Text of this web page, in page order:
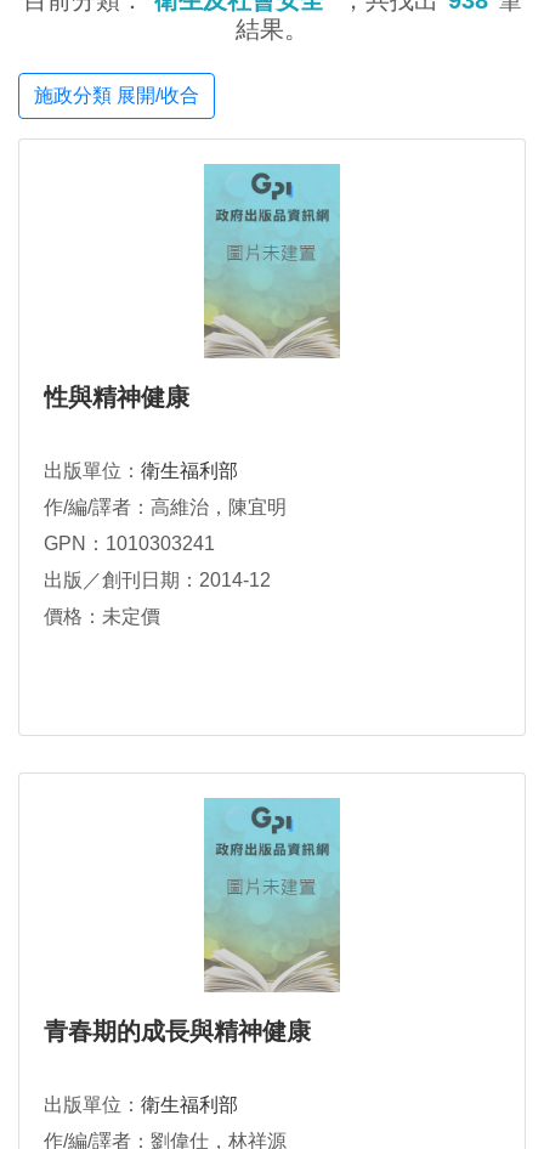
結果。
施政分類 展開/收合
性與精神健康
出版單位： 衛生福利部
作/編/譯者：高維治，陳宜明
GPN：1010303241
出版／創刊日期：2014-12
價格：未定價
青春期的成長與精神健康
出版單位： 衛生福利部
作/編/譯者：劉偉仕，林祥源